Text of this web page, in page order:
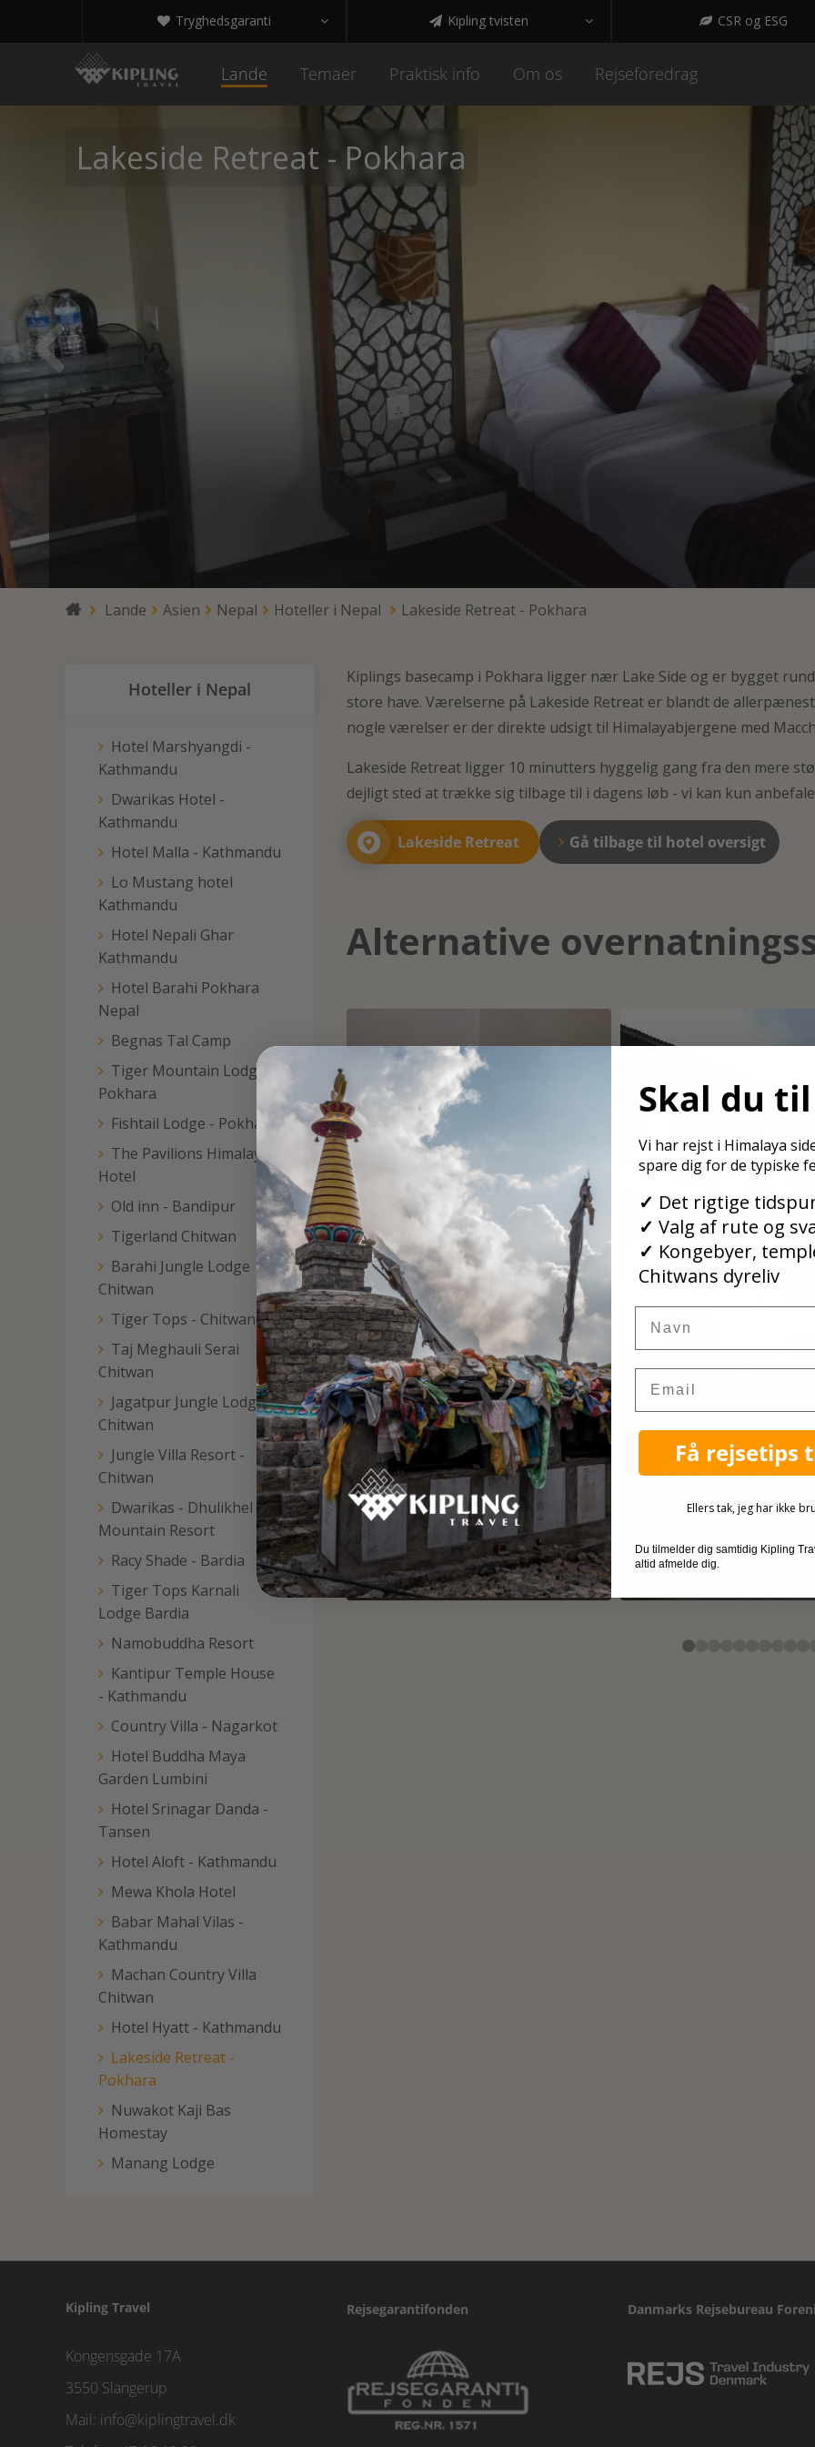
 Tryghedsgaranti   Kipling tvisten   CSR og ESG
Lande Temaer Praktisk info Om os Rejseforedrag
Lakeside Retreat - Pokhara

 Lande Asien Nepal Hoteller i Nepal Lakeside Retreat - Pokhara
Kiplings basecamp i Pokhara ligger nær Lake Side og er bygget
store have. Værelserne på Lakeside Retreat er blandt de
nogle værelser er der direkte udsigt til Himalayabjergene med
Lakeside Retreat ligger 10 minutters hyggelig gang fra den mere
dejligt sted at trække sig tilbage til i dagens løb - vi kan kun
Lakeside Retreat Gå tilbage til hotel oversigt
Alternative
Manang
Mountain
Lodges of
Nepal |
Manang
Lodge
Læs mere
Hotel
Marshyangdi
Læs mere
Old Inn,
Bandipur
Læs mere
‹
Hoteller i Nepal
Hotel Marshyangdi -
Kathmandu
Dwarikas Hotel -
Kathmandu
Hotel Malla - Kathmandu
Lo Mustang hotel
Kathmandu
Hotel Nepali Ghar
Kathmandu
Hotel Barahi Pokhara
Nepal
Begnas Tal Camp
Tiger Mountain Lodge -
Pokhara
Fishtail Lodge - Pokhara
The Pavilions Himalayas
Hotel
Old inn - Bandipur
Tigerland Chitwan
Barahi Jungle Lodge
Chitwan
Tiger Tops - Chitwan
Taj Meghauli Serai
Chitwan
Jagatpur Jungle Lodge
Chitwan
Jungle Villa Resort -
Chitwan
Dwarikas - Dhulikhel
Mountain Resort
Racy Shade - Bardia
Tiger Tops Karnali
Lodge Bardia
Namobuddha Resort
Kantipur Temple House
- Kathmandu
Country Villa - Nagarkot
Hotel Buddha Maya
Garden Lumbini
Hotel Srinagar Danda -
Tansen
Hotel Aloft - Kathmandu
Mewa Khola Hotel
Babar Mahal Vilas -
Kathmandu
Machan Country Villa
Chitwan
Hotel Hyatt - Kathmandu
Lakeside Retreat -
Pokhara
Nuwakot Kaji Bas
Homestay
Manang Lodge
Kipling Travel
Kongensgade 17A
3550 Slangerup
Mail: info@kiplingtravel.dk
Rejsegarantifonden Danmarks Rejsebureau
Skal du
Vi har rejst i Himalaya
spare dig for de typiske
✓ Det rigtige
✓ Valg af rute og
✓ Kongebyer,
Chitwans dyreliv
Få rejsetips
Ellers tak, jeg har ikke
Du tilmelder dig samtidig Kipling
altid afmelde dig.